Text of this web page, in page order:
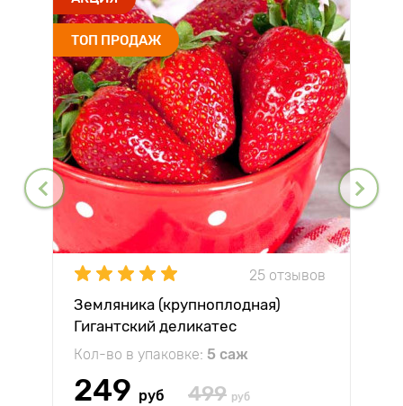
ТОП ПРОДАЖ
25 отзывов
Земляника (крупноплодная)
Гигантский деликатес
Кол-во в упаковке: 5 саж
249 руб 499 руб